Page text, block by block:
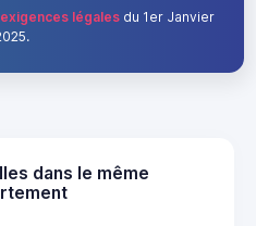
légalesdu 1er Janvier
dans le même